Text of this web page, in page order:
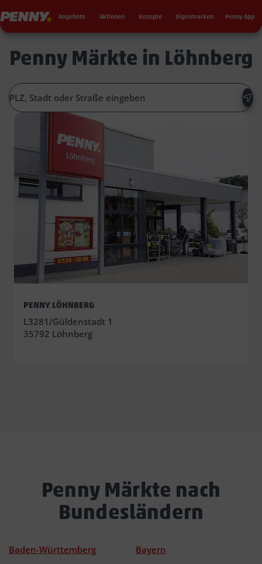
Penny Angebote Aktionen Rezepte Eigenmarken Penny App
Penny Märkte in Löhnberg
PENNY LÖHNBERG
L3281/Güldenstadt 1
35792 Löhnberg
Penny Märkte nach
Bundesländern
Baden-Württemberg
Bayern